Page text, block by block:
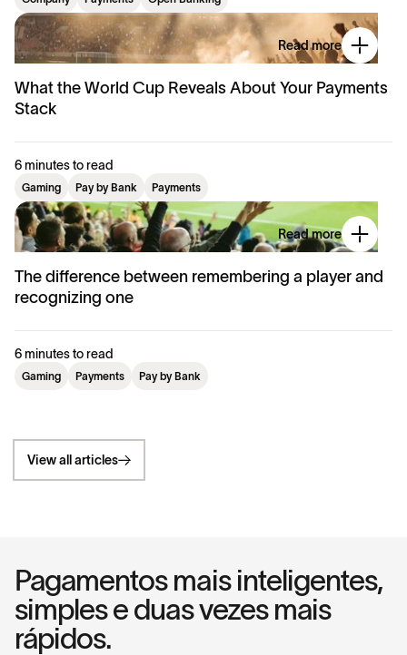
View all articles
Read more
What the World Cup Reveals About Your Payments
Stack
6 minutes to read
Gaming Pay by Bank Payments
Read more
The difference between remembering a player and
recognizing one
6 minutes to read
Gaming Payments Pay by Bank
Pagamentos mais inteligentes,
simples e duas vezes mais
rápidos.